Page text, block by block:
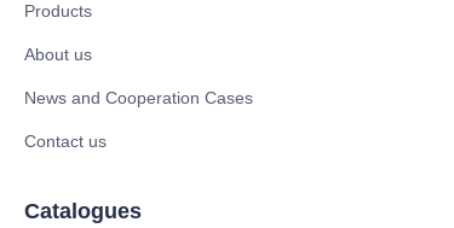
Products
About us
News and Cooperation Cases
Contact us
Catalogues